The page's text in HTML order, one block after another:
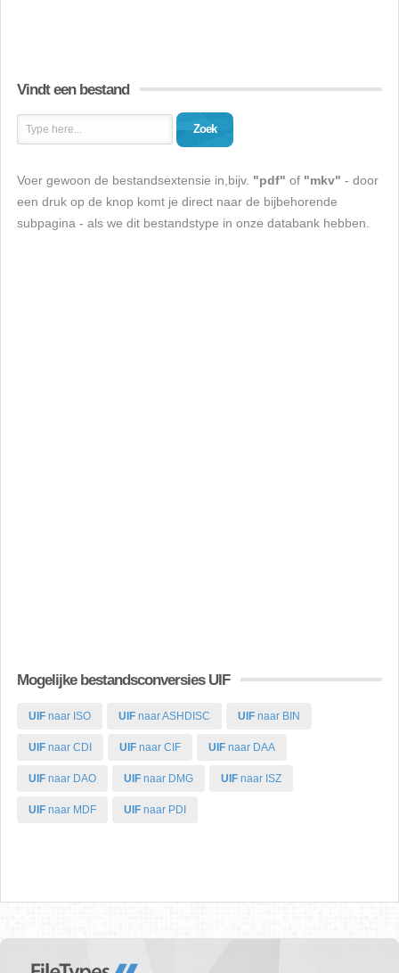
Vindt een bestand
Zoek
Voer gewoon de bestandsextensie in,bijv. "pdf" of "mkv" - door
een druk op de knop komt je direct naar de bijbehorende
subpagina - als we dit bestandstype in onze databank hebben.
Mogelijke bestandsconversies UIF
UIF naar ISO UIF naar ASHDISC UIF naar BIN
UIF naar CDI UIF naar CIF UIF naar DAA
UIF naar DAO UIF naar DMG UIF naar ISZ
UIF naar MDF UIF naar PDI